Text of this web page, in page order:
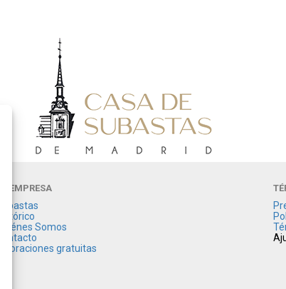
LA EMPRESA
Subastas
Histórico
Quiénes Somos
Contacto
Valoraciones gratuitas